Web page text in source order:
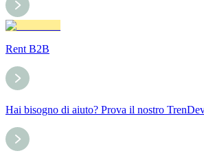
Rent B2B
Hai bisogno di aiuto? Prova il nostro